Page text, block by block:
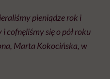
pieniądze rok i
cofnęliśmy się o pół roku
Marta Kokocińska, w